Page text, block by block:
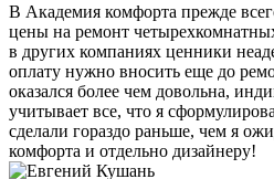
В Академия комфорта прежде
цены на ремонт
в других компаниях ценники
оплату нужно вносить еще до
оказался более чем довольна,
учитывает все, что я
сделали гораздо раньше, чем я
комфорта и отдельно дизайнеру!